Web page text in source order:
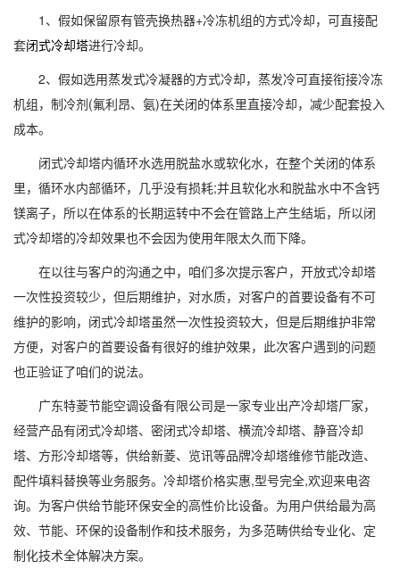
1、假如保留原有管壳换热器+冷冻机组的方式冷却，可直接配
套闭式冷却塔进行冷却。
2、假如选用蒸发式冷凝器的方式冷却，蒸发冷可直接衔接冷冻
机组，制冷剂(氟利昂、氨)在关闭的体系里直接冷却，减少配套投入
成本。
闭式冷却塔内循环水选用脱盐水或软化水，在整个关闭的体系
里，循环水内部循环，几乎没有损耗;并且软化水和脱盐水中不含钙
镁离子，所以在体系的长期运转中不会在管路上产生结垢，所以闭
式冷却塔的冷却效果也不会因为使用年限太久而下降。
在以往与客户的沟通之中，咱们多次提示客户，开放式冷却塔
一次性投资较少，但后期维护，对水质，对客户的首要设备有不可
维护的影响，闭式冷却塔虽然一次性投资较大，但是后期维护非常
方便，对客户的首要设备有很好的维护效果，此次客户遇到的问题
也正验证了咱们的说法。
广东特菱节能空调设备有限公司是一家专业出产冷却塔厂家，
经营产品有闭式冷却塔、密闭式冷却塔、横流冷却塔、静音冷却
塔、方形冷却塔等，供给新菱、览讯等品牌冷却塔维修节能改造、
配件填料替换等业务服务。冷却塔价格实惠,型号完全,欢迎来电咨
询。为客户供给节能环保安全的高性价比设备。为用户供给最为高
效、节能、环保的设备制作和技术服务，为多范畴供给专业化、定
制化技术全体解决方案。